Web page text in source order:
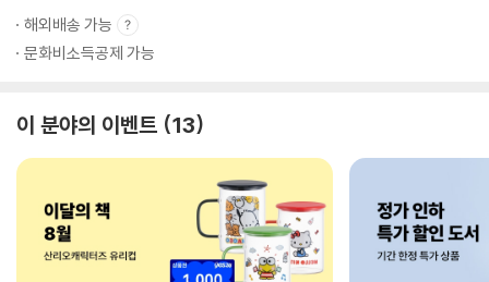
해외배송 가능
문화비소득공제 가능
이 분야의 이벤트 13